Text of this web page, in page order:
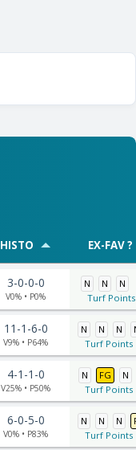
HISTO EX-FAV ?
3-0-0-0
V0% • P0%
N N
N
Turf
11-1-6-0
V9% • P64%
N N N
Turf Points
4-1-1-0
V25% • P50%
N FG
N
Turf Points
6-0-5-0
V0% • P83%
N N N
Turf Points